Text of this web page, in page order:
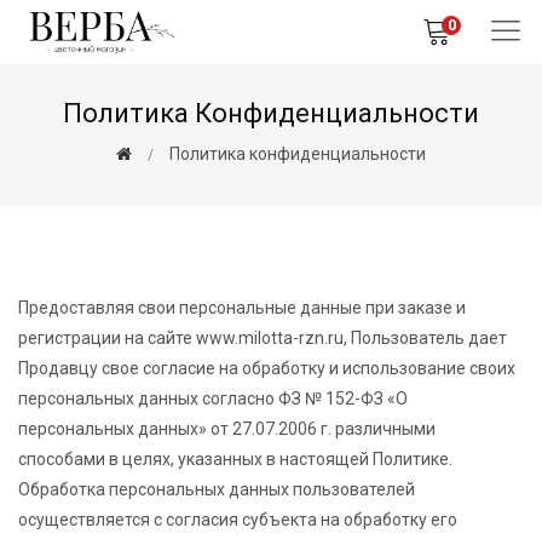
0
Политика Конфиденциальности
Политика конфиденциальности
Предоставляя свои персональные данные при заказе и
регистрации на сайте www.milotta-rzn.ru, Пользователь дает
Продавцу свое согласие на обработку и использование своих
персональных данных согласно ФЗ № 152-ФЗ «О
персональных данных» от 27.07.2006 г. различными
способами в целях, указанных в настоящей Политике.
Обработка персональных данных пользователей
осуществляется с согласия субъекта на обработку его